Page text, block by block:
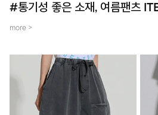
#통기성 좋은 소재, 여름팬츠
more >